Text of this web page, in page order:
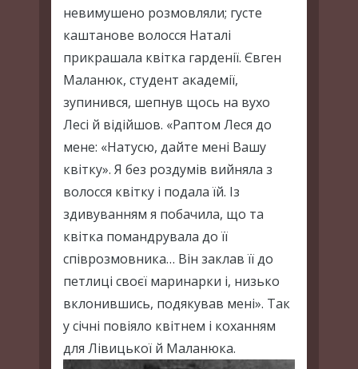
невимушено розмовляли; густе
каштанове волосся Наталі
прикрашала квітка гарденії. Євген
Маланюк, студент академії,
зупинився, шепнув щось на вухо
Лесі й відійшов. «Раптом Леся до
мене: «Натусю, дайте мені Вашу
квітку». Я без роздумів вийняла з
волосся квітку і подала їй. Із
здивуванням я побачила, що та
квітка помандрувала до її
співрозмовника… Він заклав її до
петлиці своєї маринарки і, низько
вклонившись, подякував мені». Так
у січні повіяло квітнем і коханням
для Лівицької й Маланюка.